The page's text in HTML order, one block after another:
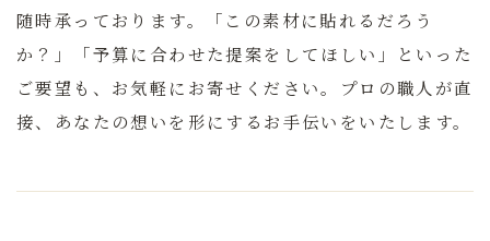
随時承っております。
「この素材に貼れるだろう
か？」「予算に合わせた提案をしてほしい」といった
ご要望も、お気軽にお寄せください。プロの職人が直
接、あなたの想いを形にするお手伝いをいたします。